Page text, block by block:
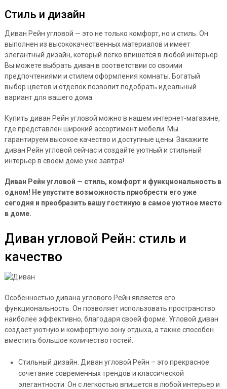
Стиль и дизайн
Диван Рейн угловой — это не только комфорт, но и стиль. Он
выполнен из высококачественных материалов и имеет
элегантный дизайн, который легко впишется в любой интерьер.
Вы можете выбрать диван в соответствии со своими
предпочтениями и стилем оформления комнаты. Богатый
выбор цветов и отделок позволит подобрать идеальный
вариант для вашего дома.
Купить диван Рейн угловой можно в нашем интернет-магазине,
где представлен широкий ассортимент мебели. Мы
гарантируем высокое качество и доступные цены. Закажите
диван Рейн угловой сейчас и создайте уютный и стильный
интерьер в своем доме уже завтра!
Диван Рейн угловой — стиль, комфорт и функциональность в
одном! Не упустите возможность приобрести его уже
сегодня и преобразить вашу гостиную в самое уютное место
в доме.
Диван угловой Рейн: стиль и
качество
Особенностью дивана углового Рейн является его
функциональность. Он позволяет использовать пространство
наиболее эффективно, благодаря своей форме. Угловой диван
создает уютную и комфортную зону отдыха, а также способен
вместить большое количество гостей.
Стильный дизайн. Диван угловой Рейн – это прекрасное
сочетание современных трендов и классической
элегантности. Он с легкостью впишется в любой интерьер и